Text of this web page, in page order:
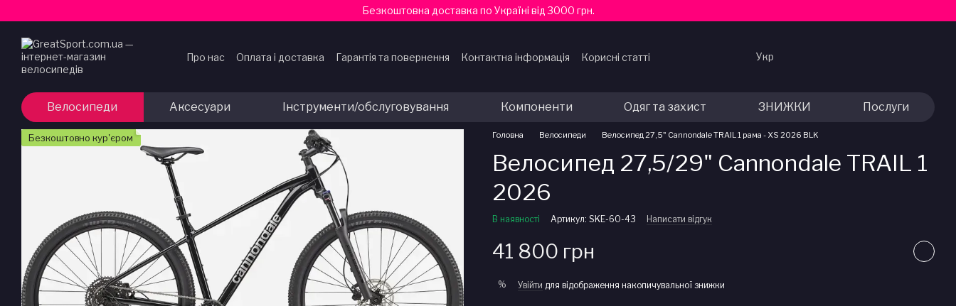
Безкоштовна доставка по Україні від 3000 грн.
Про нас Оплата і доставка Гарантія та повернення Контактна інформація
Корисні статті
Укр
Велосипеди Аксесуари Інструменти/обслуговування Компоненти Одяг та захист ЗНИЖКИ Послуги
Безкоштовно кур'єром Головна Велосипеди Велосипед 27,5" Cannondale TRAIL 1 рама - XS 2026 BLK
Велосипед 27,5/29" Cannondale TRAIL 1
2026
В наявності Артикул: SKE-60-43 Написати відгук
41 800 грн
% Увійти для відображення накопичувальної знижки